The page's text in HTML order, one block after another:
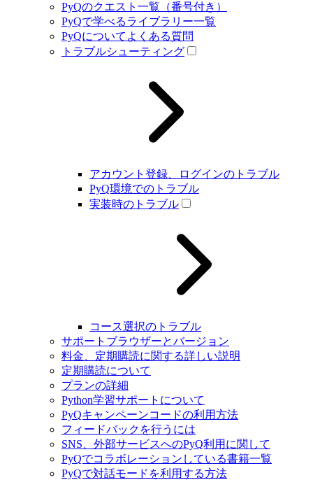
PyQのクエスト一覧（番号付き）
PyQで学べるライブラリー一覧
PyQについてよくある質問
トラブルシューティング
アカウント登録、ログインのトラブル
PyQ環境でのトラブル
実装時のトラブル
コース選択のトラブル
サポートブラウザーとバージョン
料金、定期購読に関する詳しい説明
定期購読について
プランの詳細
Python学習サポートについて
PyQキャンペーンコードの利用方法
フィードバックを行うには
SNS、外部サービスへのPyQ利用に関して
PyQでコラボレーションしている書籍一覧
PyQで対話モードを利用する方法